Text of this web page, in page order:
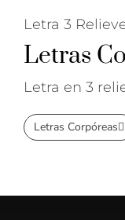
Letra 3
Letras
Letra en 3
Letras Corpóreas